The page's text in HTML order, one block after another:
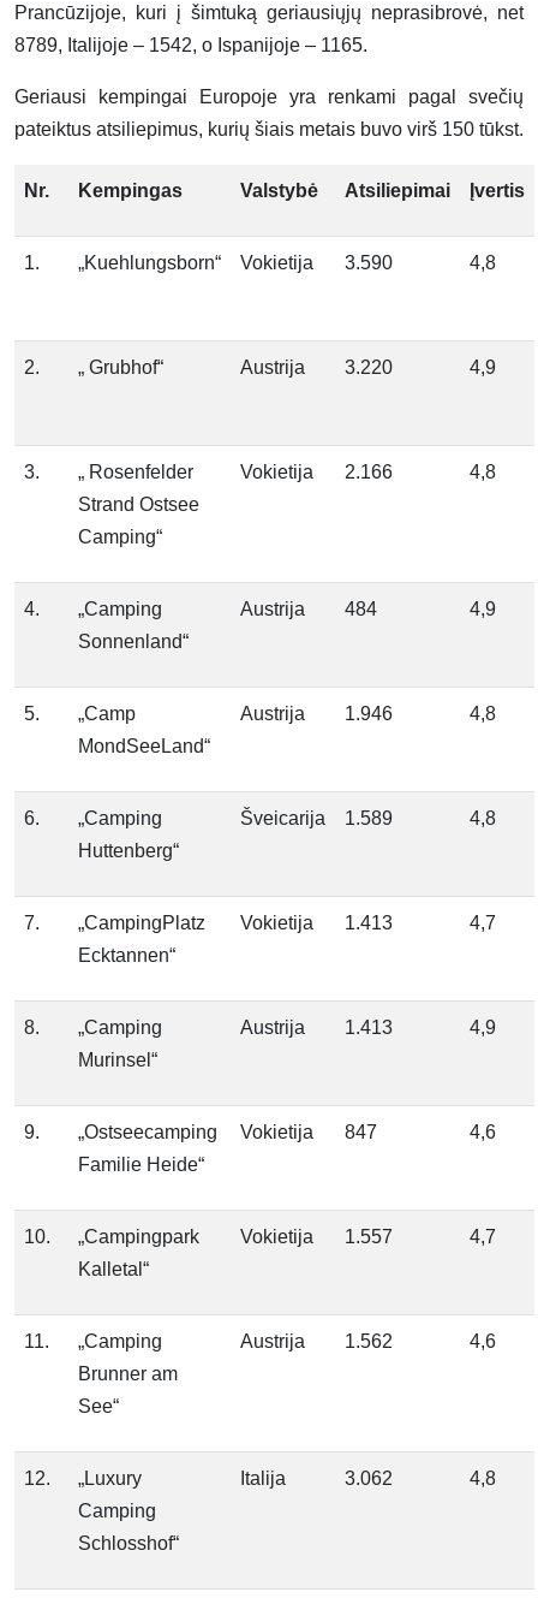
Prancūzijoje, kuri į šimtuką geriausiųjų neprasibrovė, net
8789, Italijoje – 1542, o Ispanijoje – 1165.
Geriausi kempingai Europoje yra renkami pagal svečių
pateiktus atsiliepimus, kurių šiais metais buvo virš 150 tūkst.
Nr. Kempingas Valstybė Atsiliepimai Įvertis
1. „Kuehlungsborn“ Vokietija 3.590 4,8
2. „ Grubhof“ Austrija 3.220 4,9
3.
„ Rosenfelder
Strand Ostsee
Camping“
Vokietija 2.166 4,8
4.
„Camping
Sonnenland“
Austrija 484 4,9
5.
„Camp
MondSeeLand“
Austrija 1.946 4,8
6.
„Camping
Huttenberg“
Šveicarija 1.589 4,8
7.
„CampingPlatz
Ecktannen“
Vokietija 1.413 4,7
8.
„Camping
Murinsel“
Austrija 1.413 4,9
9.
„Ostseecamping
Familie Heide“
Vokietija 847 4,6
10.
„Campingpark
Kalletal“
Vokietija 1.557 4,7
11.
„Camping
Brunner am
See“
Austrija 1.562 4,6
12.
„Luxury
Camping
Schlosshof“
Italija 3.062 4,8